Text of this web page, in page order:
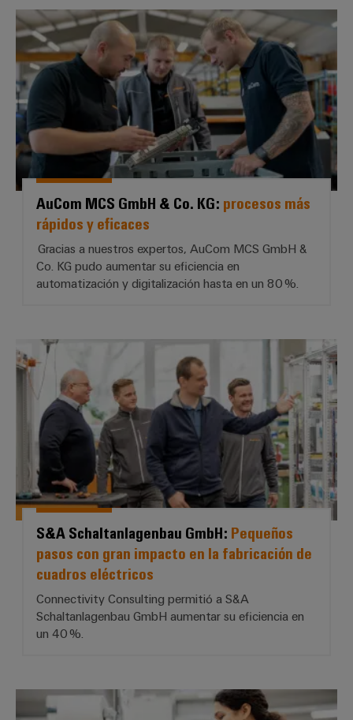
AuCom MCS GmbH & Co. KG: *
AuCom MCS GmbH & Co. KG: procesos más
rápidos y eficaces
Gracias a nuestros expertos, AuCom MCS GmbH &
Co. KG pudo aumentar su eficiencia en
automatización y digitalización hasta en un 80 %.
S&A Schaltanlagenbau GmbH:
S&A Schaltanlagenbau GmbH: Pequeños
pasos con gran impacto en la fabricación de
cuadros eléctricos
Connectivity Consulting permitió a S&A
Schaltanlagenbau GmbH aumentar su eficiencia en
un 40 %.
Langer E-Technik GmbH: